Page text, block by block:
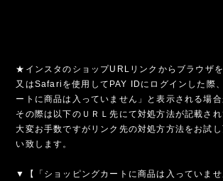
★インスタのショップURLリンクからブラウザを
又はSafariを使用してPAY IDにログインした際
ートに商品は入っていません」と表示される場合
その際は以下のＵＲＬ先にて対処方法が記載され
大変お手数ですがリンク先の対処方方法をお試
い致します。
▼【「ショッピングカートに商品は入っていま